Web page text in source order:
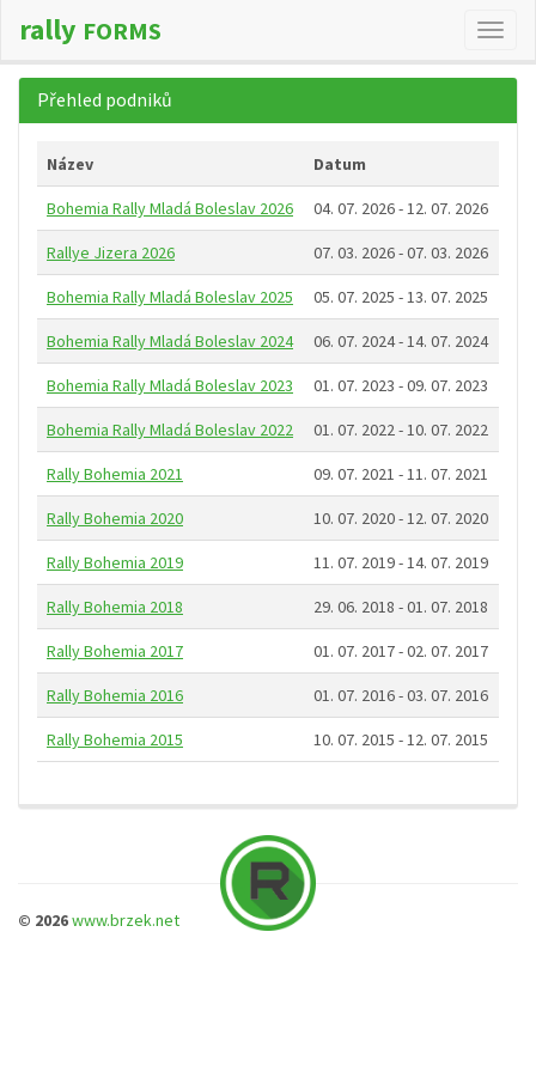
Změna
rally FORMS
Přehled podniků
Název Datum
Bohemia Rally Mladá Boleslav 2026 04. 07. 2026 - 12. 07. 2026
Rallye Jizera 2026 07. 03. 2026 - 07. 03. 2026
Bohemia Rally Mladá Boleslav 2025 05. 07. 2025 - 13. 07. 2025
Bohemia Rally Mladá Boleslav 2024 06. 07. 2024 - 14. 07. 2024
Bohemia Rally Mladá Boleslav 2023 01. 07. 2023 - 09. 07. 2023
Bohemia Rally Mladá Boleslav 2022 01. 07. 2022 - 10. 07. 2022
Rally Bohemia 2021 09. 07. 2021 - 11. 07. 2021
Rally Bohemia 2020 10. 07. 2020 - 12. 07. 2020
Rally Bohemia 2019 11. 07. 2019 - 14. 07. 2019
Rally Bohemia 2018 29. 06. 2018 - 01. 07. 2018
Rally Bohemia 2017 01. 07. 2017 - 02. 07. 2017
Rally Bohemia 2016 01. 07. 2016 - 03. 07. 2016
Rally Bohemia 2015 10. 07. 2015 - 12. 07. 2015
© 2026www.brzek.net